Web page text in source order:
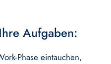
Aufgaben:
Phase eintauchen,